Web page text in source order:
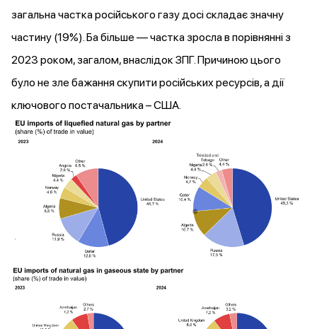
загальна частка російського газу досі складає значну
частину (19%). Ба більше — частка зросла в порівнянні з
2023 роком, загалом, внаслідок ЗПГ. Причиною цього
було не зле бажання скупити російських ресурсів, а дії
ключового постачальника – США.